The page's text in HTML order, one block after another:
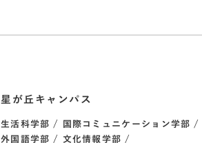
星が丘キャンパス
生活科学部
国際コミュニケーション学部
外国語学部
文化情報学部